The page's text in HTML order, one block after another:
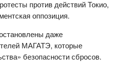
против действий Токио,
оппозиция.
даже
МАГАТЭ, которые
безопасности сбросов.